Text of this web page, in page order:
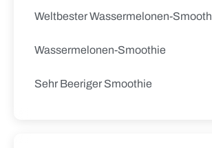
Weltbester Wassermelonen-
Wassermelonen-Smoothie
Sehr Beeriger Smoothie